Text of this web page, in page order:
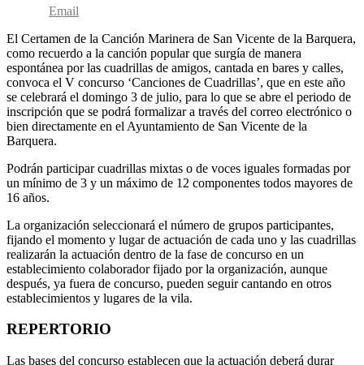
Email
El Certamen de la Canción Marinera de San Vicente de la Barquera,
como recuerdo a la canción popular que surgía de manera
espontánea por las cuadrillas de amigos, cantada en bares y calles,
convoca el V concurso ‘Canciones de Cuadrillas’, que en este año
se celebrará el domingo 3 de julio, para lo que se abre el periodo de
inscripción que se podrá formalizar a través del correo electrónico o
bien directamente en el Ayuntamiento de San Vicente de la
Barquera.
Podrán participar cuadrillas mixtas o de voces iguales formadas por
un mínimo de 3 y un máximo de 12 componentes todos mayores de
16 años.
La organización seleccionará el número de grupos participantes,
fijando el momento y lugar de actuación de cada uno y las cuadrillas
realizarán la actuación dentro de la fase de concurso en un
establecimiento colaborador fijado por la organización, aunque
después, ya fuera de concurso, pueden seguir cantando en otros
establecimientos y lugares de la vila.
REPERTORIO
Las bases del concurso establecen que la actuación deberá durar